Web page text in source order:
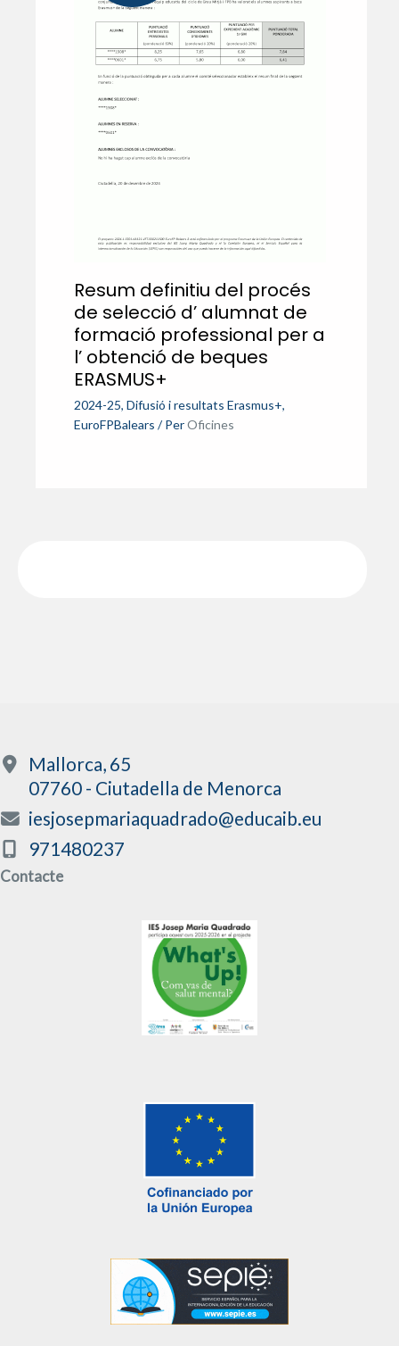
Resum definitiu del procés
de selecció d’ alumnat de
formació professional per a
l’ obtenció de beques
ERASMUS+
2024-25, Difusió i resultats Erasmus+,
EuroFPBalears / Per Oficines
Mallorca, 65
07760 - Ciutadella de Menorca
iesjosepmariaquadrado@educaib.eu
971480237
Contacte